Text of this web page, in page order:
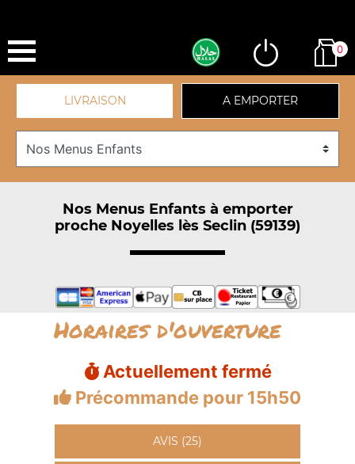
0
LIVRAISON A EMPORTER
Nos Menus Enfants à emporter
proche Noyelles lès Seclin (59139)
Horaires d'ouverture
Actuellement fermé
Précommande pour 15h50
AVIS (25)